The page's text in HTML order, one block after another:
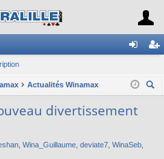
ne
xi
cri
Actualités Winamax
divertissement
Wina_Guillaume deviate7 WinaSeb